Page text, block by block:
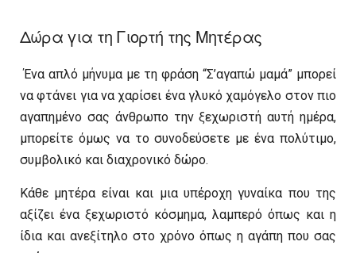
Δώρα για τη Γιορτή της Μητέρας
Ένα απλό μήνυμα με τη φράση “Σ’αγαπώ μαμά” μπορεί
να φτάνει για να χαρίσει ένα γλυκό χαμόγελο στον πιο
αγαπημένο σας άνθρωπο την ξεχωριστή αυτή ημέρα,
μπορείτε όμως να το συνοδεύσετε με ένα πολύτιμο,
συμβολικό και διαχρονικό δώρο.
Κάθε μητέρα είναι και μια υπέροχη γυναίκα που της
αξίζει ένα ξεχωριστό κόσμημα, λαμπερό όπως και η
ίδια και ανεξίτηλο στο χρόνο όπως η αγάπη που σας